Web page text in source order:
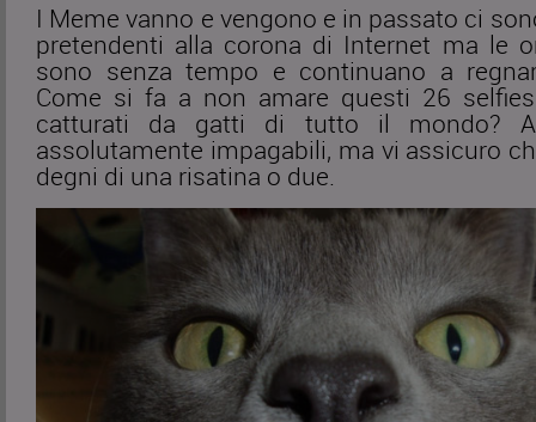
I Meme vanno e vengono e in passato ci
pretendenti alla corona di Internet ma le
sono senza tempo e continuano a
Come si fa a non amare questi 26
catturati da gatti di tutto il mondo?
assolutamente impagabili, ma vi assicuro
degni di una risatina o due.